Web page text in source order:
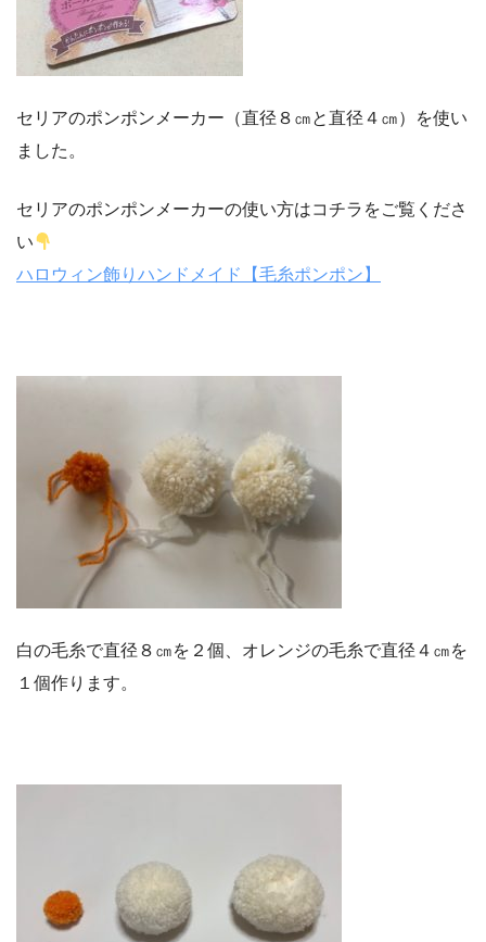
セリアのポンポンメーカー（直径８㎝と直径４㎝）を使い
ました。
セリアのポンポンメーカーの使い方はコチラをご覧くださ
い
ハロウィン飾りハンドメイド【毛糸ポンポン】
白の毛糸で直径８㎝を２個、オレンジの毛糸で直径４㎝を
１個作ります。